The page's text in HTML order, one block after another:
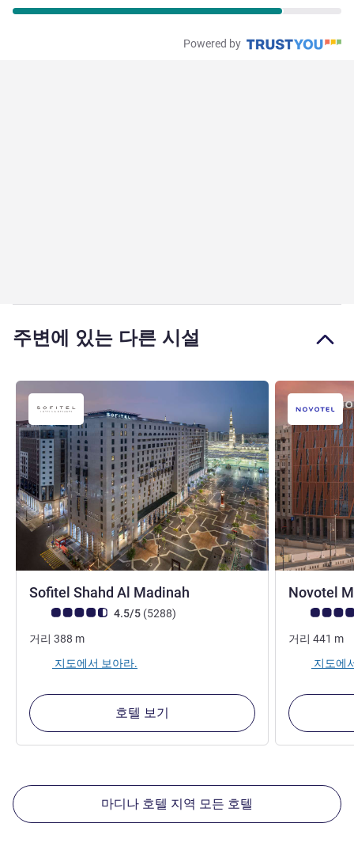
Powered by
주변에 있는 다른 시설
Sofitel Shahd Al Madinah
고객 평점 (ALL 평가)
4.5/5 (5288리뷰
)
거리 388 m
지도에서 보아라.
호텔 보기
Novotel
고객 평점
거리 441 m
지도에
마디나 호텔 지역 모든 호텔